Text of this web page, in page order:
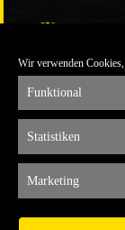
Wir verwenden
Funktional
Statistiken
Marketing
ULTRABLOG
ALEMANNIA
ARCHIV
ARCHIV